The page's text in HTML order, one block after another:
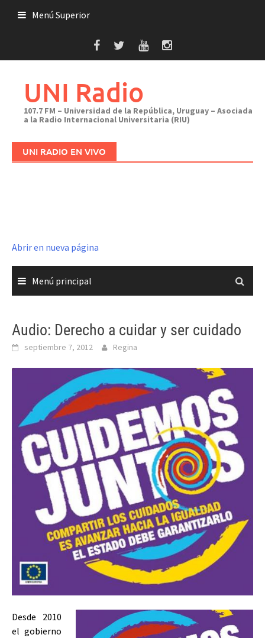
Menú Superior
UNI Radio
107.7 FM – Universidad de la República, Uruguay – Asociada
a la Radio Internacional Universitaria (RIU)
UNI RADIO EN VIVO
Abrir en nueva página
Menú principal
Audio: Derecho a cuidar y ser cuidado
septiembre 7, 2012 Regina
Desde 2010
el gobierno